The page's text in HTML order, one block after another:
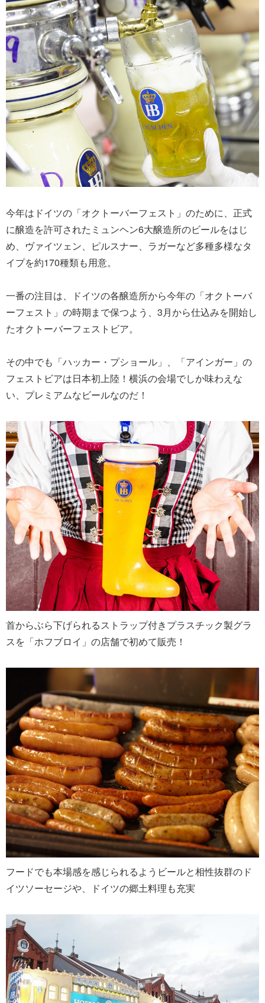
今年はドイツの「オクトーバーフェスト」のために、正式
に醸造を許可されたミュンヘン6大醸造所のビールをはじ
め、ヴァイツェン、ピルスナー、ラガーなど多種多様なタ
イプを約170種類も用意。
一番の注目は、ドイツの各醸造所から今年の「オクトーバ
ーフェスト」の時期まで保つよう、3月から仕込みを開始し
たオクトーバーフェストビア。
その中でも「ハッカー・プショール」、「アインガー」の
フェストビアは日本初上陸！横浜の会場でしか味わえな
い、プレミアムなビールなのだ！
首からぶら下げられるストラップ付きプラスチック製グラ
スを「ホフブロイ」の店舗で初めて販売！
フードでも本場感を感じられるようビールと相性抜群のド
イツソーセージや、ドイツの郷土料理も充実